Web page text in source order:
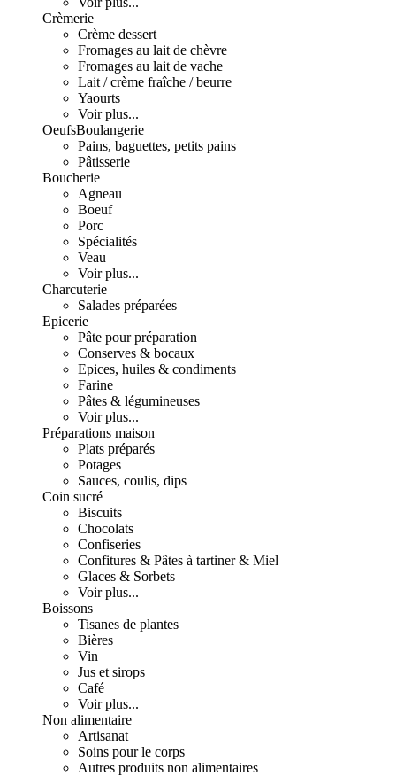
Crèmerie
Crème dessert
Fromages au lait de chèvre
Fromages au lait de vache
Lait / crème fraîche / beurre
Yaourts
Voir plus...
OeufsBoulangerie
Pains, baguettes, petits pains
Pâtisserie
Boucherie
Agneau
Boeuf
Porc
Spécialités
Veau
Voir plus...
Charcuterie
Salades préparées
Epicerie
Pâte pour préparation
Conserves & bocaux
Epices, huiles & condiments
Farine
Pâtes & légumineuses
Voir plus...
Préparations maison
Plats préparés
Potages
Sauces, coulis, dips
Coin sucré
Biscuits
Chocolats
Confiseries
Confitures & Pâtes à tartiner & Miel
Glaces & Sorbets
Voir plus...
Boissons
Tisanes de plantes
Bières
Vin
Jus et sirops
Café
Voir plus...
Non alimentaire
Artisanat
Soins pour le corps
Autres produits non alimentaires